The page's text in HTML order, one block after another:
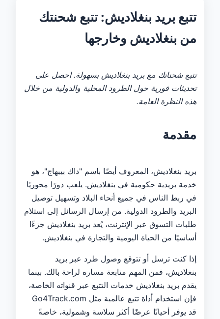
تتبع بريد بنغلاديش: تتبع شحنتك
من بنغلاديش وخارجها
تتبع شحناتك مع بريد بنغلاديش بسهولة. احصل على
تحديثات فورية حول الطرود المحلية والدولية من خلال
هذه النظرة العامة.
مقدمة
بريد بنغلاديش، المعروف أيضًا باسم "داك بيبهاج"، هو
خدمة بريدية حكومية في بنغلاديش. يلعب دورًا محوريًا
في ربط الناس في جميع أنحاء البلاد وتسهيل توصيل
البريد والطرود الدولية. من إرسال الرسائل إلى استلام
طلبات التسوق عبر الإنترنت، يُعد بريد بنغلاديش جزءًا
أساسيًا من الحياة اليومية والتجارة في بنغلاديش.
إذا كنت ترسل أو تتوقع وصول طرد عبر بريد
بنغلاديش، فمن المهم متابعة مساره لراحة بالك. بينما
يقدم بريد بنغلاديش خدمات التتبع عبر قنواته الخاصة،
فإن استخدام أداة تتبع عالمية مثل Go4Track.com
قد يوفر أحيانًا عرضًا أكثر سلاسة وشمولية، خاصةً